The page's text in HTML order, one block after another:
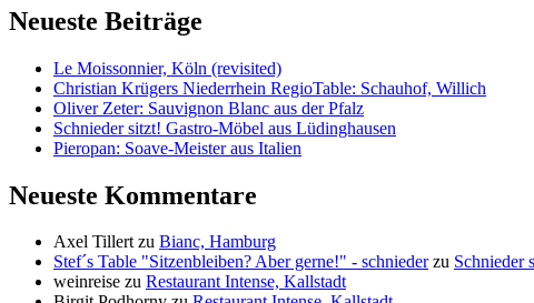
Neueste Beiträge
Le Moissonnier, Köln (revisited)
Christian Krügers Niederrhein RegioTable: Schauhof, Willich
Oliver Zeter: Sauvignon Blanc aus der Pfalz
Schnieder sitzt! Gastro-Möbel aus Lüdinghausen
Pieropan: Soave-Meister aus Italien
Neueste Kommentare
Axel Tillertzu Bianc, Hamburg
Stef´s Table "Sitzenbleiben? Aber gerne!" - schniederzu Schnieder
weinreise zu Restaurant Intense, Kallstadt